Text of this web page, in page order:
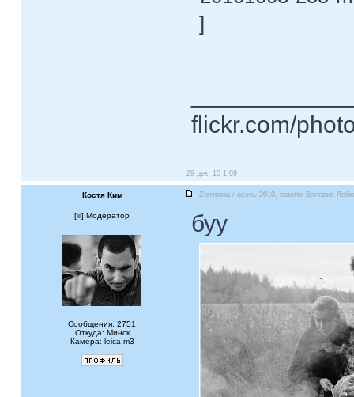
]
flickr.com/
29 дек, 10 1:09
Костя Ким Zнятовка / осень 2010, памяти Валерия
[ ] Модератор
Сообщения: 2751
Откуда: Минск
Камера: leica m3
буу